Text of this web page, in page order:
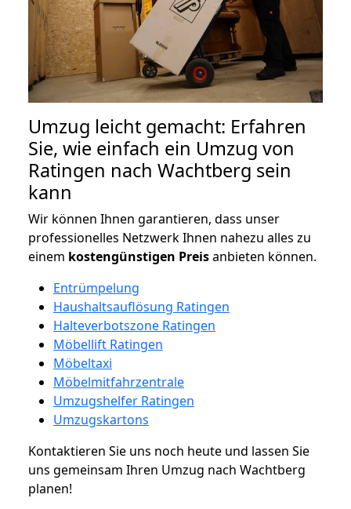
Umzug leicht gemacht: Erfahren
Sie, wie einfach ein Umzug von
Ratingen nach Wachtberg sein
kann
Wir können Ihnen garantieren, dass unser
professionelles Netzwerk Ihnen nahezu alles zu
einem kostengünstigen Preisanbieten können.
Entrümpelung
Haushaltsauflösung Ratingen
Halteverbotszone Ratingen
Möbellift Ratingen
Möbeltaxi
Möbelmitfahrzentrale
Umzugshelfer Ratingen
Umzugskartons
Kontaktieren Sie uns noch heute und lassen Sie
uns gemeinsam Ihren Umzug nach Wachtberg
planen!